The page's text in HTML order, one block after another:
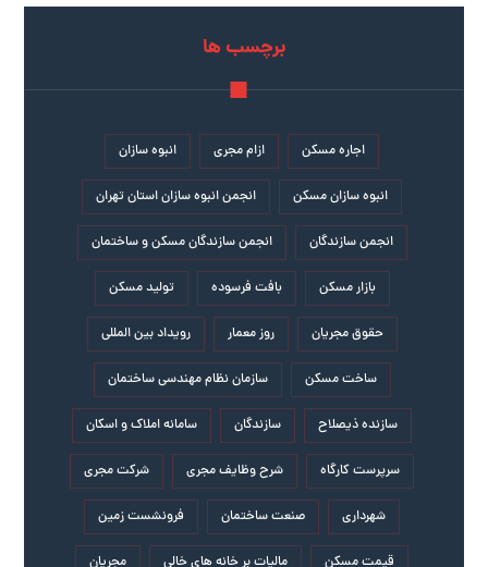
برچسب ها
اجاره مسکن ازام مجری انبوه سازان
انبوه سازان مسکن انجمن انبوه سازان استان تهران
انجمن سازندگان انجمن سازندگان مسکن و ساختمان
بازار مسکن بافت فرسوده تولید مسکن
حقوق مجریان روز معمار رویداد بین المللی
ساخت مسکن سازمان نظام مهندسی ساختمان
سازنده ذیصلاح سازندگان سامانه املاک و اسکان
سرپرست کارگاه شرح وظایف مجری شرکت مجری
شهرداری صنعت ساختمان فرونشست زمین
قیمت مسکن مالیات بر خانه های خالی مجریان